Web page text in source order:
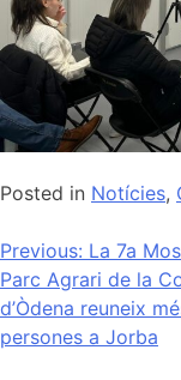
Posted in Notícies,
Navegación
de
entradas
Previous: La 7a
Parc Agrari de la
d’Òdena reuneix
persones a Jorba